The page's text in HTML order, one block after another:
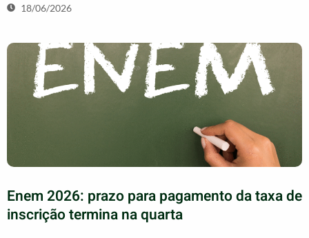
18/06/2026
Enem 2026: prazo para pagamento da taxa de
inscrição termina na quarta